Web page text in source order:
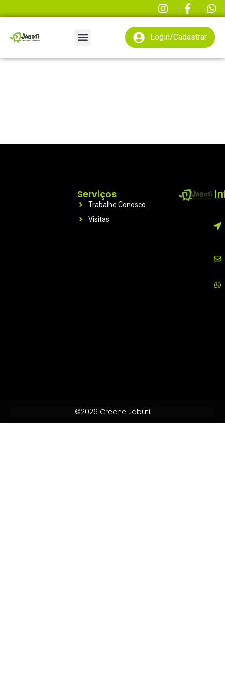
Login/Cadastrar
Serviços
Trabalhe Conosco
Visitas
©2026 Creche Jabuti